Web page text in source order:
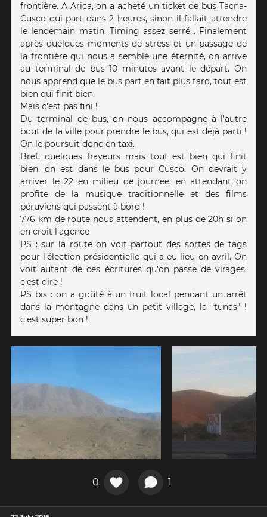
frontière. A Arica, on a acheté un ticket de bus Tacna-
Cusco qui part dans 2 heures, sinon il fallait attendre
le lendemain matin. Timing assez serré... Finalement
après quelques moments de stress et un passage de
la frontière qui nous a semblé une éternité, on arrive
au terminal de bus 10 minutes avant le départ. On
nous apprend que le bus part en fait plus tard, tout est
bien qui finit bien.
Mais c'est pas fini !
Du terminal de bus, on nous accompagne à l'autre
bout de la ville pour prendre le bus, qui est déjà parti !
On le poursuit donc en taxi.
Bref, quelques frayeurs mais tout est bien qui finit
bien, on est dans le bus pour Cusco. On devrait y
arriver le 22 en milieu de journée, en attendant on
profite de la musique traditionnelle et des films
péruviens qui passent à bord !
776 km de route nous attendent, en plus de 20h si on
en croit l'agence
PS : sur la route on voit partout des sortes de tags
pour l'élection présidentielle qui a eu lieu en avril. On
voit autant de ces écritures qu'on passe de virages,
c'est dire !
PS bis : on a goûté à un fruit local pendant un arrêt
dans la montagne dans un petit village, la "tunas" !
c'est super bon !
0 1